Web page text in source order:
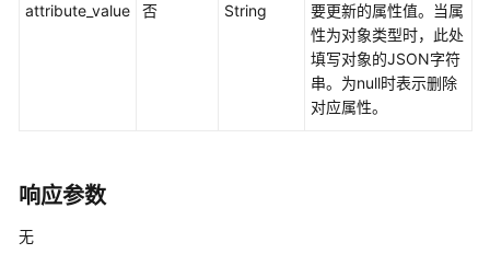
应
attribute_value 否 String
要更新的属性值。当属
性为对象类型时，此处
填写对象的JSON字符
串。为null时表示删除
对应属性。
响应参数
无